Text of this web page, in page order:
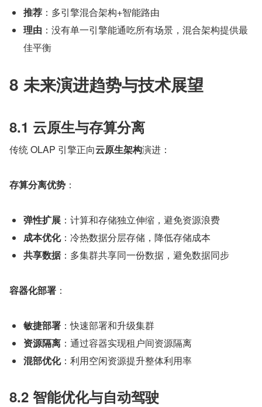
推荐 ：多引擎混合架构+智能路由
理由 ：没有单一引擎能通吃所有场景，混合架构提供最
佳平衡
8 未来演进趋势与技术展望
8.1 云原生与存算分离
传统 OLAP 引擎正向云原生架构演进：
存算分离优势 ：
弹性扩展 ：计算和存储独立伸缩，避免资源浪费
成本优化：冷热数据分层存储，降低存储成本
共享数据：多集群共享同一份数据，避免数据同步
容器化部署 ：
敏捷部署 ：快速部署和升级集群
资源隔离 ：通过容器实现租户间资源隔离
混部优化：利用空闲资源提升整体利用率
8.2 智能优化与自动驾驶